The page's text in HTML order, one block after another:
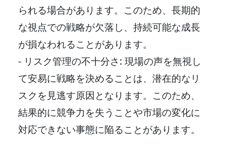
られる場合があります。このため、長期的
な視点での戦略が欠落し、持続可能な成長
が損なわれることがあります。
- リスク管理の不十分さ: 現場の声を無視し
て安易に戦略を決めることは、潜在的なリ
スクを見逃す原因となります。このため、
結果的に競争力を失うことや市場の変化に
対応できない事態に陥ることがあります。